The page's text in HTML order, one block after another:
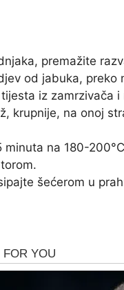
premažite
od jabuka, preko
iz zamrzivača
krupnije, na onoj
minuta na 180-
šećerom u